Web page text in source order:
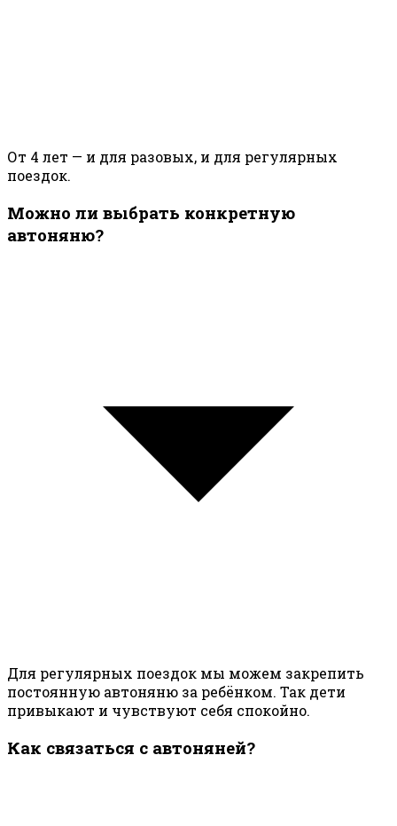
От 4 лет — и для разовых, и для регулярных
поездок.
Можно ли выбрать конкретную
автоняню?
Для регулярных поездок мы можем закрепить
постоянную автоняню за ребёнком. Так дети
привыкают и чувствуют себя спокойно.
Как связаться с автоняней?